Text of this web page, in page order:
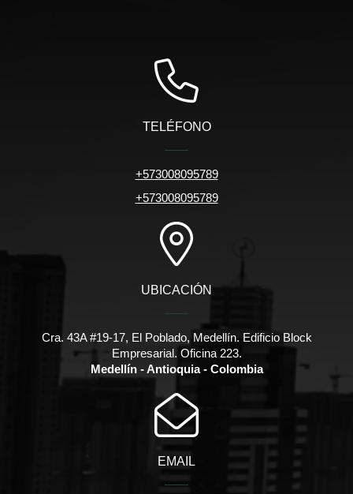
TELÉFONO
+573008095789
+573008095789
UBICACIÓN
Cra. 43A #19-17, El Poblado, Medellín. Edificio Block
Empresarial. Oficina 223.
Medellín - Antioquia - Colombia
EMAIL